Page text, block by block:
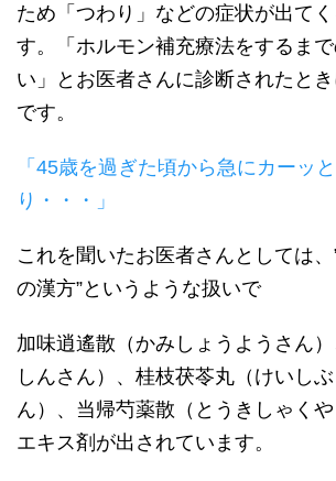
ため「つわり」などの症状が出て
す。「ホルモン補充療法をするま
い」とお医者さんに診断されたと
です。
「45歳を過ぎた頃から急にカーッ
り・・・」
これを聞いたお医者さんとしては、
の漢方”というような扱いで
加味逍遙散（かみしょうようさん
しんさん）、桂枝茯苓丸（けいし
ん）、当帰芍薬散（とうきしゃく
エキス剤が出されています。